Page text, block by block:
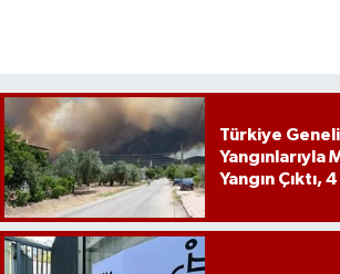
Türkiye
Yangınlarıyla
Yangın Çıktı,